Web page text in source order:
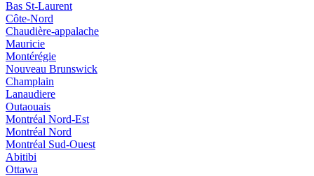
Bas St-Laurent
Côte-Nord
Chaudière-appalache
Mauricie
Montérégie
Nouveau Brunswick
Champlain
Lanaudiere
Outaouais
Montréal Nord-Est
Montréal Nord
Montréal Sud-Ouest
Abitibi
Ottawa